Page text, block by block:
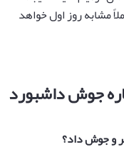
مشابه روز اول خواهد
جوش داشبورد
و جوش داد؟